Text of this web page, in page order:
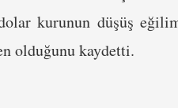
kurunun düşüş
olduğunu kaydetti.